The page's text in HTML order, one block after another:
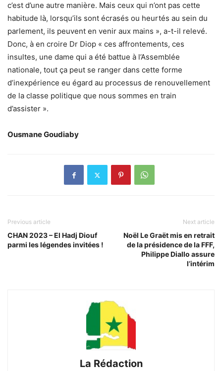
c’est d’une autre manière. Mais ceux qui n’ont pas cette
habitude là, lorsqu’ils sont écrasés ou heurtés au sein du
parlement, ils peuvent en venir aux mains », a-t-il relevé.
Donc, à en croire Dr Diop « ces affrontements, ces
insultes, une dame qui a été battue à l’Assemblée
nationale, tout ça peut se ranger dans cette forme
d’inexpérience eu égard au processus de renouvellement
de la classe politique que nous sommes en train
d’assister ».
Ousmane Goudiaby
Previous article
CHAN 2023 – El Hadj Diouf
parmi les légendes invitées !
Next article
Noël Le Graët mis en retrait
de la présidence de la FFF,
Philippe Diallo assure
l’intérim
La Rédaction